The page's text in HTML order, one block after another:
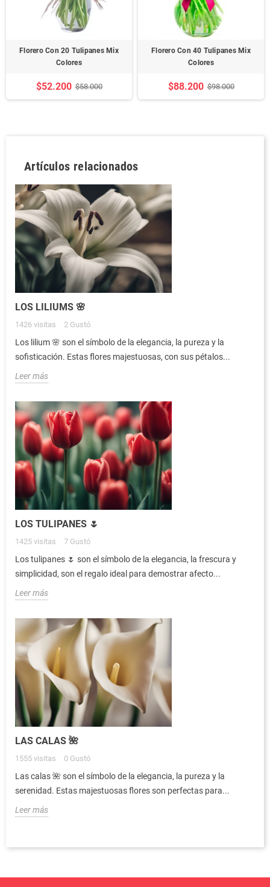
Florero Con 20 Tulipanes Mix
Colores
$52.200 $58.000
Florero Con 40 Tulipanes Mix
Colores
$88.200 $98.000
Artículos relacionados
LOS LILIUMS 🌸
1426 visitas 2 Gustó
Los lilium 🌸 son el símbolo de la elegancia, la pureza y la
sofisticación. Estas flores majestuosas, con sus pétalos...
Leer más
LOS TULIPANES 🌷
1425 visitas 7 Gustó
Los tulipanes 🌷 son el símbolo de la elegancia, la frescura y
simplicidad, son el regalo ideal para demostrar afecto...
Leer más
LAS CALAS 🌺
1555 visitas 0 Gustó
Las calas 🌺 son el símbolo de la elegancia, la pureza y la
serenidad. Estas majestuosas flores son perfectas para...
Leer más